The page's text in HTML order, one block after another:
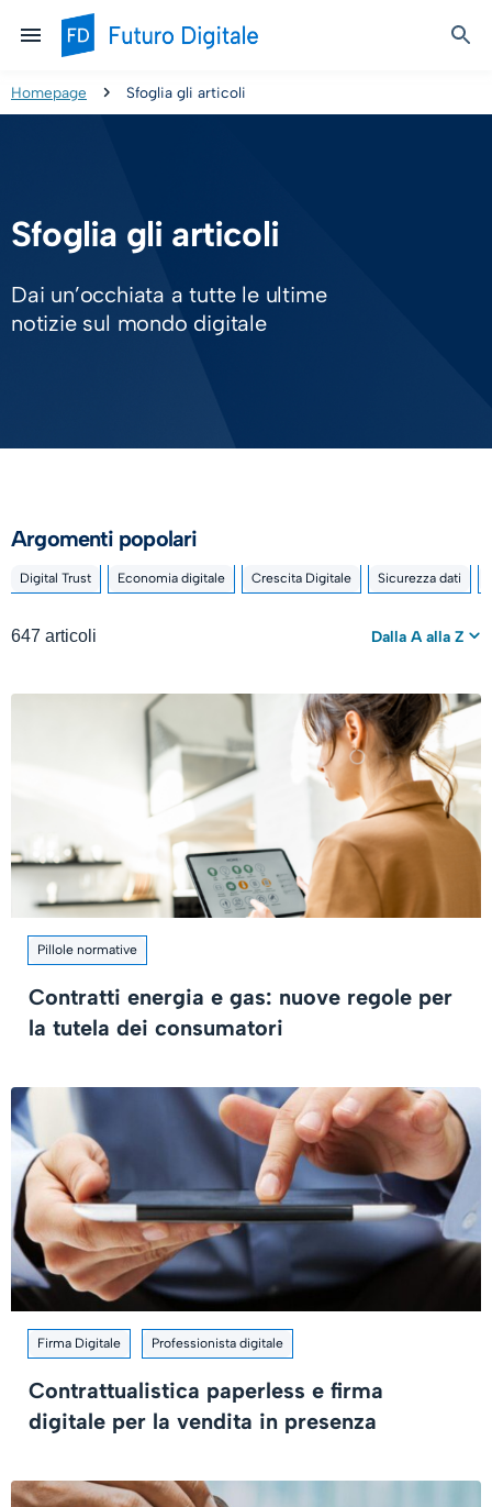
Homepage Sfoglia gli articoli
Sfoglia gli articoli
Dai un’occhiata a tutte le ultime
notizie sul mondo digitale
Argomenti popolari
Digital Trust Economia digitale Crescita Digitale Sicurezza dati
647 articoli Dalla A alla Z
Pillole normative
Contratti energia e gas: nuove regole per
la tutela dei consumatori
Firma Digitale Professionista digitale
Contrattualistica paperless e firma
digitale per la vendita in presenza